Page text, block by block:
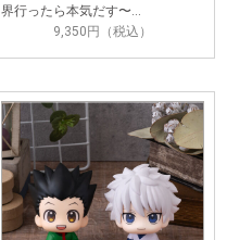
界行ったら本気だす〜…
9,350円（税込）